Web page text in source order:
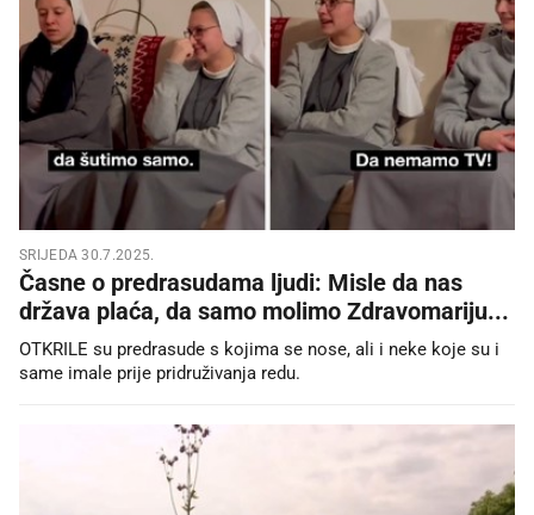
SRIJEDA 30.7.2025.
Časne o predrasudama ljudi: Misle da nas
država plaća, da samo molimo Zdravomariju...
OTKRILE su predrasude s kojima se nose, ali i neke koje su i
same imale prije pridruživanja redu.